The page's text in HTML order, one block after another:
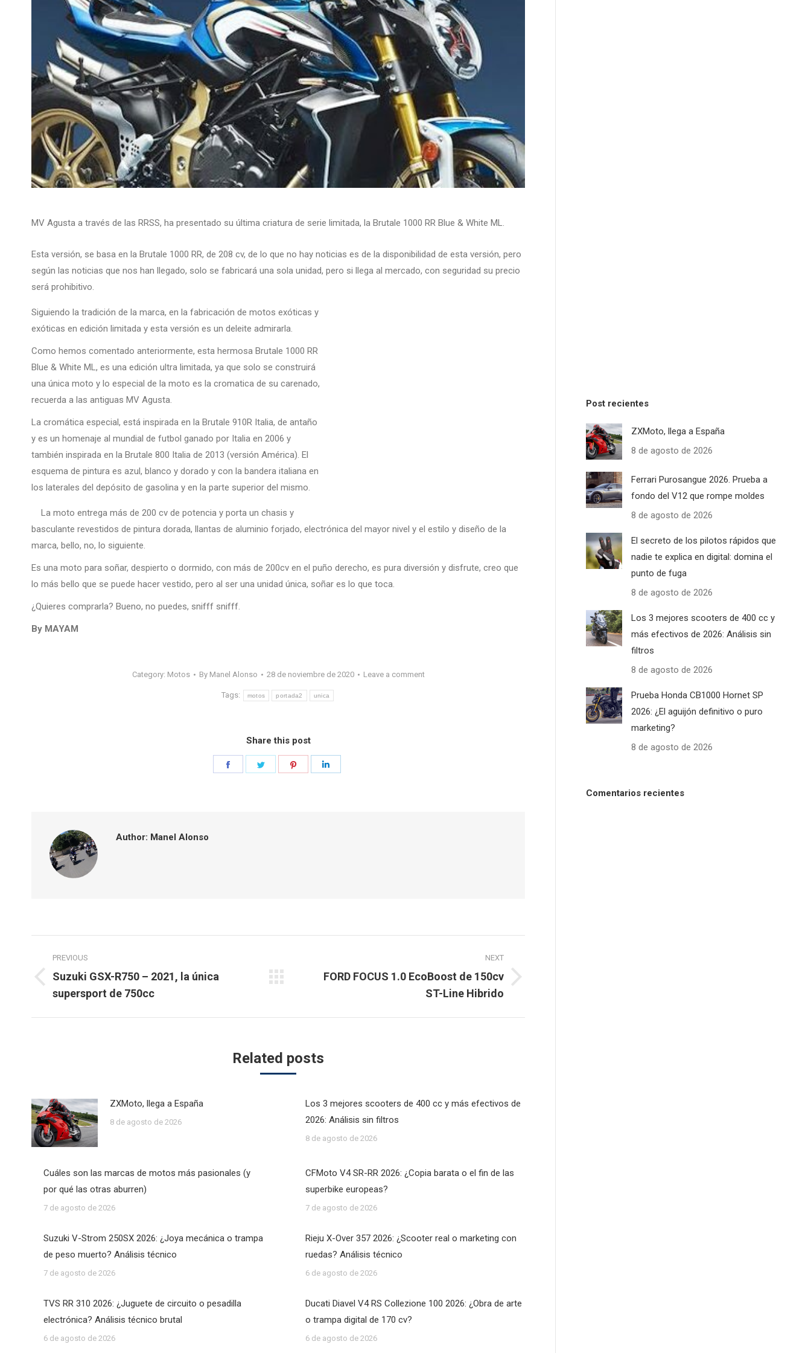
MV Agusta a través de las RRSS, ha presentado su última criatura de serie limitada, la Brutale 1000 RR Blue & White ML.
Esta versión, se basa en la Brutale 1000 RR, de 208 cv, de lo que no hay noticias es de la disponibilidad de esta versión, pero
según las noticias que nos han llegado, solo se fabricará una sola unidad, pero si llega al mercado, con seguridad su precio
será prohibitivo.
Siguiendo la tradición de la marca, en la fabricación de motos exóticas y
exóticas en edición limitada y esta versión es un deleite admirarla.
Como hemos comentado anteriormente, esta hermosa Brutale 1000 RR
Blue & White ML, es una edición ultra limitada, ya que solo se construirá
una única moto y lo especial de la moto es la cromatica de su carenado,
recuerda a las antiguas MV Agusta.
La cromática especial, está inspirada en la Brutale 910R Italia, de antaño
y es un homenaje al mundial de futbol ganado por Italia en 2006 y
también inspirada en la Brutale 800 Italia de 2013 (versión América). El
esquema de pintura es azul, blanco y dorado y con la bandera italiana en
los laterales del depósito de gasolina y en la parte superior del mismo.
La moto entrega más de 200 cv de potencia y porta un chasis y
basculante revestidos de pintura dorada, llantas de aluminio forjado, electrónica del mayor nivel y el estilo y diseño de la
marca, bello, no, lo siguiente.
Es una moto para soñar, despierto o dormido, con más de 200cv en el puño derecho, es pura diversión y disfrute, creo que
lo más bello que se puede hacer vestido, pero al ser una unidad única, soñar es lo que toca.
¿Quieres comprarla? Bueno, no puedes, snifff snifff.
By MAYAM
Category: Motos By Manel Alonso 28 de noviembre de 2020 Leave a comment
Tags: motos portada2 unica
Share this post
Share
Author: Manel Alonso
navigation
PREVIOUS
Previous
post:
Suzuki GSX-R750 – 2021, la única
supersport de 750cc
NEXT
FORD FOCUS 1.0 EcoBoost de 150cv
ST-Line Hibrido
Related posts
ZXMoto, llega a España
8 de agosto de 2026
Los 3 mejores scooters de 400 cc y más efectivos de
2026: Análisis sin filtros
8 de agosto de 2026
Cuáles son las marcas de motos más pasionales (y
por qué las otras aburren)
7 de agosto de 2026
CFMoto V4 SR-RR 2026: ¿Copia barata o el fin de las
superbike europeas?
7 de agosto de 2026
Suzuki V-Strom 250SX 2026: ¿Joya mecánica o trampa
de peso muerto? Análisis técnico
7 de agosto de 2026
Rieju X-Over 357 2026: ¿Scooter real o marketing con
ruedas? Análisis técnico
6 de agosto de 2026
TVS RR 310 2026: ¿Juguete de circuito o pesadilla
electrónica? Análisis técnico brutal
6 de agosto de 2026
Ducati Diavel V4 RS Collezione 100 2026: ¿Obra de arte
o trampa digital de 170 cv?
6 de agosto de 2026
Post recientes
ZXMoto, llega a España
8 de agosto de 2026
Ferrari Purosangue 2026. Prueba a
fondo del V12 que rompe moldes
8 de agosto de 2026
El secreto de los pilotos rápidos que
nadie te explica en digital: domina el
punto de fuga
8 de agosto de 2026
Los 3 mejores scooters de 400 cc y
más efectivos de 2026: Análisis sin
filtros
8 de agosto de 2026
Prueba Honda CB1000 Hornet SP
2026: ¿El aguijón definitivo o puro
marketing?
8 de agosto de 2026
Comentarios recientes